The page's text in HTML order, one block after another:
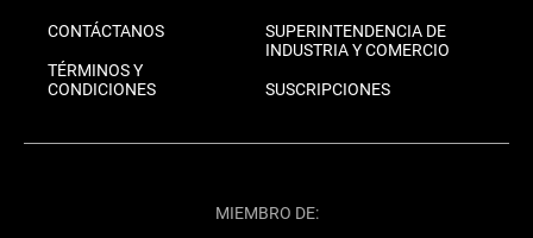
CONTÁCTANOS
TÉRMINOS Y
CONDICIONES
SUPERINTENDENCIA DE
INDUSTRIA Y COMERCIO
SUSCRIPCIONES
MIEMBRO DE: